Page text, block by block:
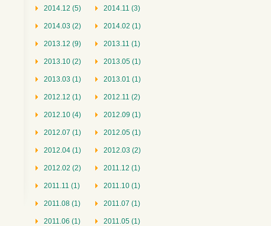
2014.12 (5) 2014.11 (3)
2014.03 (2) 2014.02 (1)
2013.12 (9) 2013.11 (1)
2013.10 (2) 2013.05 (1)
2013.03 (1) 2013.01 (1)
2012.12 (1) 2012.11 (2)
2012.10 (4) 2012.09 (1)
2012.07 (1) 2012.05 (1)
2012.04 (1) 2012.03 (2)
2012.02 (2) 2011.12 (1)
2011.11 (1) 2011.10 (1)
2011.08 (1) 2011.07 (1)
2011.06 (1) 2011.05 (1)